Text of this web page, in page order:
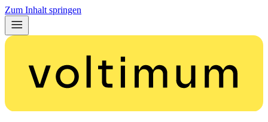
Zum Inhalt springen